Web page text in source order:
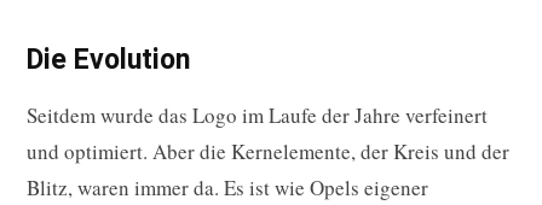
Die Evolution
Seitdem wurde das Logo im Laufe der Jahre verfeinert
und optimiert. Aber die Kernelemente, der Kreis und der
Blitz, waren immer da. Es ist wie Opels eigener